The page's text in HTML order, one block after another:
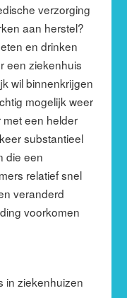
verzorging
aan herstel?
en drinken
een ziekenhuis
wil binnenkrijgen
mogelijk weer
een helder
substantieel
die een
relatief snel
veranderd
voorkomen
in ziekenhuizen